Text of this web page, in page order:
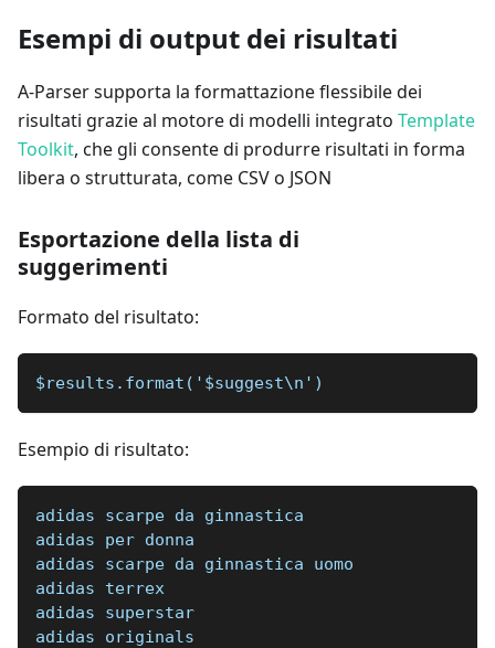
Esempi di output dei risultati
A-Parser supporta la formattazione flessibile dei
risultati grazie al motore di modelli integrato Template
Toolkit, che gli consente di produrre risultati in forma
libera o strutturata, come CSV o JSON
Esportazione della lista di
suggerimenti
Formato del risultato:
$results.format('$suggest\n')
Esempio di risultato:
adidas scarpe da ginnastica
adidas per donna
adidas scarpe da ginnastica uomo
adidas terrex
adidas superstar
adidas originals